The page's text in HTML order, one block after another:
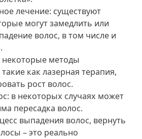
лечение: существуют
могут замедлить или
волос, в том числе и
методы
как лазерная терапия,
рост волос.
в некоторых случаях может
пересадка волос.
выпадения волос, вернуть
– это реально